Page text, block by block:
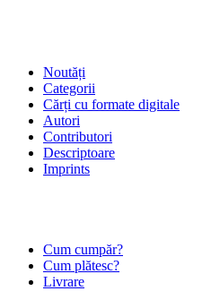
Noutăți
Categorii
Cărți cu formate digitale
Autori
Contributori
Descriptoare
Imprints
Cum cumpăr?
Cum plătesc?
Livrare